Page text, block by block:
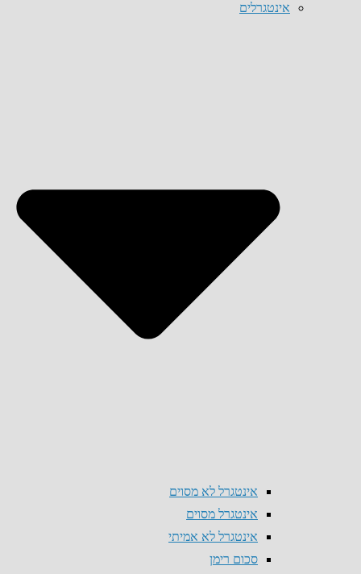
אינטגרלים
אינטגרל לא מסוים
אינטגרל מסוים
אינטגרל לא אמיתי
סכום רימן